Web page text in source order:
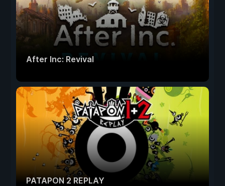
After Inc: Revival
PATAPON 2 REPLAY